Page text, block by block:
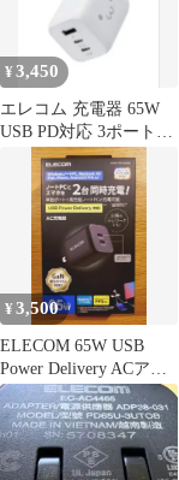
¥3,450
エレコム 充電器 65W
USB PD対応 3ポート
Type-C USB-A
¥3,500
ELECOM 65W USB
Power Delivery ACアダ
プター